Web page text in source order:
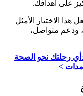
على أهدافك.
6 أسباب تجعل هذا الاختيار الأمثل
ودعم متواصل،
رحلتك نحو الصحة
>